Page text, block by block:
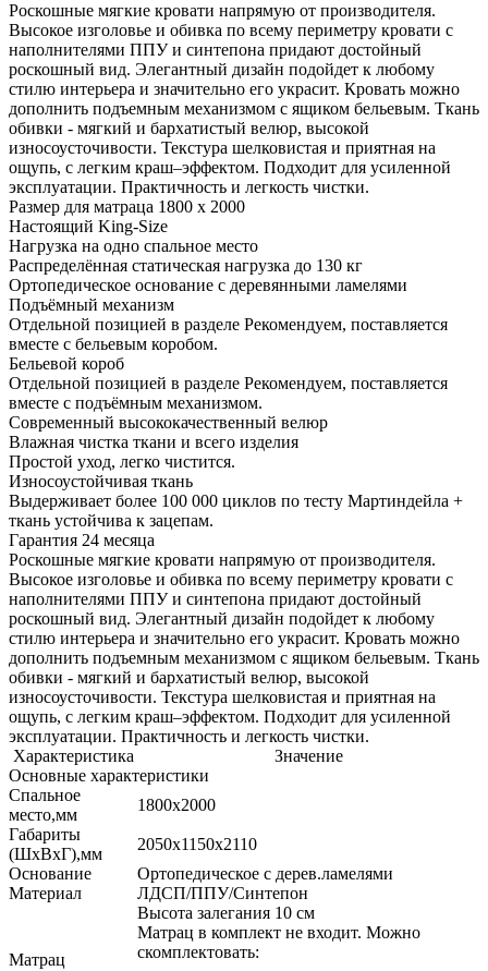
Роскошные мягкие кровати напрямую от производителя.
Высокое изголовье и обивка по всему периметру кровати с
наполнителями ППУ и синтепона придают достойный
роскошный вид. Элегантный дизайн подойдет к любому
стилю интерьера и значительно его украсит. Кровать можно
дополнить подъемным механизмом с ящиком бельевым. Ткань
обивки - мягкий и бархатистый велюр, высокой
износоусточивости. Текстура шелковистая и приятная на
ощупь, с легким краш–эффектом. Подходит для усиленной
эксплуатации. Практичность и легкость чистки.
Размер для матраца 1800 x 2000
Настоящий King-Size
Нагрузка на одно спальное место
Распределённая статическая нагрузка до 130 кг
Ортопедическое основание с деревянными ламелями
Подъёмный механизм
Отдельной позицией в разделе Рекомендуем, поставляется
вместе с бельевым коробом.
Бельевой короб
Отдельной позицией в разделе Рекомендуем, поставляется
вместе с подъёмным механизмом.
Современный высококачественный велюр
Влажная чистка ткани и всего изделия
Простой уход, легко чистится.
Износоустойчивая ткань
Выдерживает более 100 000 циклов по тесту Мартиндейла +
ткань устойчива к зацепам.
Гарантия 24 месяца
Роскошные мягкие кровати напрямую от производителя.
Высокое изголовье и обивка по всему периметру кровати с
наполнителями ППУ и синтепона придают достойный
роскошный вид. Элегантный дизайн подойдет к любому
стилю интерьера и значительно его украсит. Кровать можно
дополнить подъемным механизмом с ящиком бельевым. Ткань
обивки - мягкий и бархатистый велюр, высокой
износоусточивости. Текстура шелковистая и приятная на
ощупь, с легким краш–эффектом. Подходит для усиленной
эксплуатации. Практичность и легкость чистки.
Характеристика
Значение
Основные характеристики
Спальное
место,мм
1800х2000
Габариты
(ШхВхГ),мм
2050х1150х2110
Основание
Ортопедическое с дерев.ламелями
Материал
ЛДСП/ППУ/Синтепон
Матрац
Высота залегания 10 см
Матрац в комплект не входит. Можно
скомплектовать: